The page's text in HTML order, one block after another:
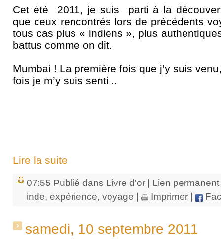
Cet été 2011, je suis
parti à la
que ceux rencontrés lors de précédents
tous cas plus « indiens », plus
battus comme on dit.
Mumbai ! La première fois que j’y suis
fois je m’y suis senti...
Lire la suite
07:55 Publié dans Livre d'or Lien permanent
inde, expérience, voyage Imprimer
samedi, 10 septembre 2011